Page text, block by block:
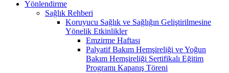
Yönlendirme
Sağlık Rehberi
Koruyucu Sağlık ve Sağlığın Geliştirilmesine
Yönelik Etkinlikler
Emzirme Haftası
Palyatif Bakım Hemşireliği ve Yoğun
Bakım Hemşireliği Sertifikalı Eğitim
Programı Kapanış Töreni